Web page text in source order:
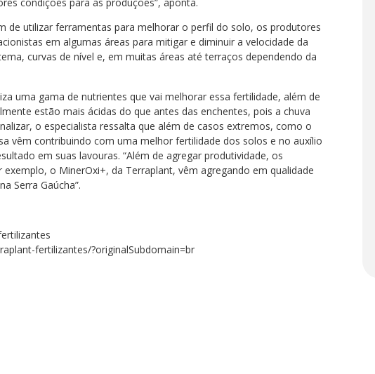
de utilizar ferramentas para melhorar o perfil do solo, os produtores
em algumas áreas para mitigar e diminuir a velocidade da
curvas de nível e, em muitas áreas até terraços dependendo da
uma gama de nutrientes que vai melhorar essa fertilidade, além de
estão mais ácidas do que antes das enchentes, pois a chuva
o especialista ressalta que além de casos extremos, como o
vêm contribuindo com uma melhor fertilidade dos solos e no auxílio
em suas lavouras. “Além de agregar produtividade, os
o MinerOxi+, da Terraplant, vêm agregando em qualidade
Serra Gaúcha”.
fertilizantes/?originalSubdomain=br